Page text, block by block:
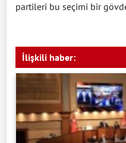
partileri bu seçimi bir
İlişkili haber: